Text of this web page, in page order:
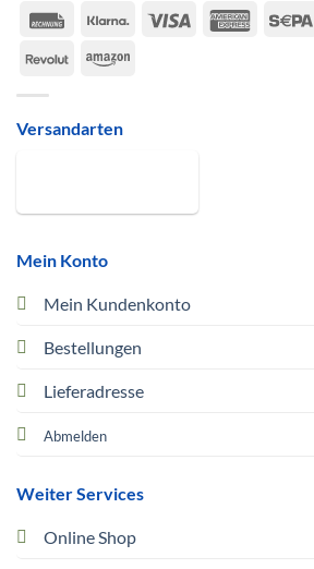
Mein Konto
Mein Kundenkonto
Bestellungen
Lieferadresse
Abmelden
Weiter Services
Online Shop
Rechung
Klarna Visa
American
RevolutAmazon
Versandarten